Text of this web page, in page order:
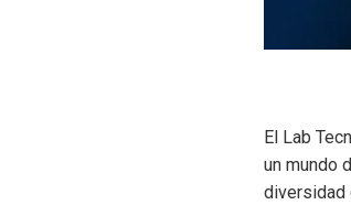
El Lab
un mundo
diversidad